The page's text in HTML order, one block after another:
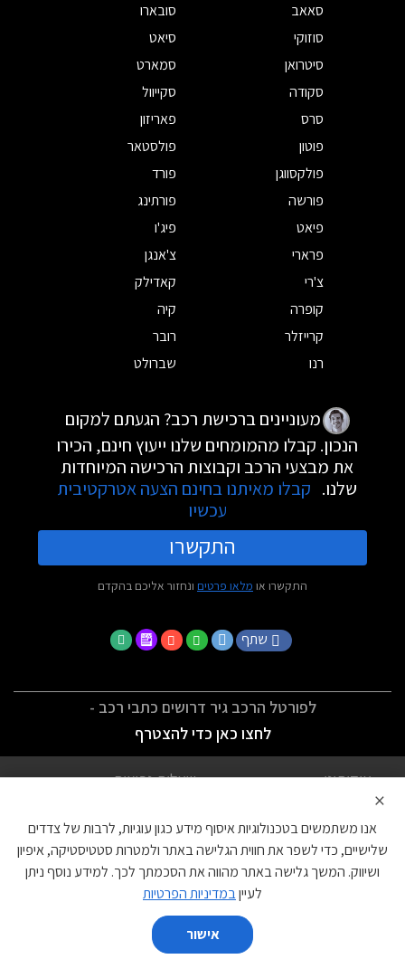
סאאב
סובארו
סוזוקי
סיאט
סיטרואן
סמארט
סקודה
סקייוול
סרס
פאריזון
פוטון
פולסטאר
פולקסווגן
פורד
פורשה
פורתינג
פיאט
פיג'ו
פרארי
צ'אנגן
צ'רי
קאדילק
קופרה
קיה
קרייזלר
רובר
רנו
שברולט
מעוניינים ברכישת רכב? הגעתם למקום
הנכון. קבלו מהמומחים שלנו ייעוץ חינם, הכירו
את מבצעי הרכב וקבוצות הרכישה המיוחדות
שלנו. קבלו מאיתנו בחינם הצעה אטרקטיבית
עכשיו
התקשרו
התקשרו או מלאו פרטים ונחזור אליכם בהקדם
שתף
לפורטל הרכב גיר דרושים כתבי רכב -
לחצו כאן כדי להצטרף
אודותינו
שאלות נפוצות
הצהרת נגישות
צור קשר
עוגיות
×
אנו משתמשים בטכנולוגיות איסוף מידע כגון עוגיות, לרבות של צדדים
שלישיים, כדי לשפר את חווית הגלישה באתר ולמטרות סטטיסטיקה, איפיון
ושיווק. המשך גלישה באתר מהווה את הסכמתך לכך. למידע נוסף ניתן
לעייןבמדיניות הפרטיות
אישור